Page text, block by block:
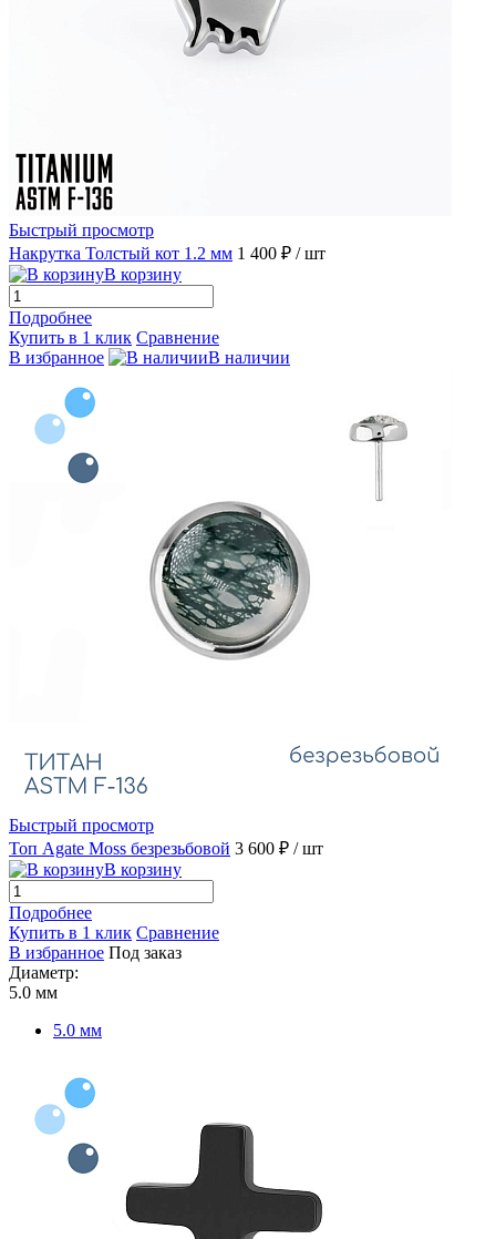
Быстрый просмотр
Накрутка Толстый кот 1.2 мм 1 400 ₽ / шт
В корзину
Подробнее
Купить в 1 клик Сравнение
В избранное
В наличии
Быстрый просмотр
Топ Agate Moss безрезьбовой 3 600 ₽ / шт
В корзину
Подробнее
Купить в 1 клик Сравнение
В избранное Под заказ
Диаметр:
5.0 мм
5.0 мм